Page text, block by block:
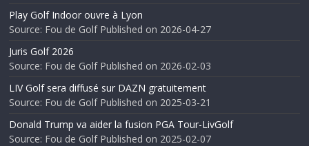
Play Golf Indoor ouvre à Lyon
Source: Fou de Golf Published on 2026-04-27
Juris Golf 2026
Source: Fou de Golf Published on 2026-02-03
LIV Golf sera diffusé sur DAZN gratuitement
Source: Fou de Golf Published on 2025-03-21
Donald Trump va aider la fusion PGA Tour-LivGolf
Source: Fou de Golf Published on 2025-02-07